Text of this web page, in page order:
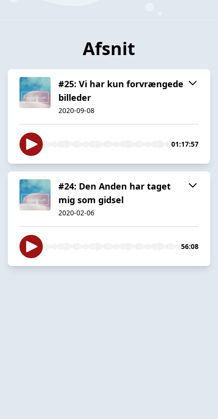
Afsnit
#25: Vi har kun forvrængede
billeder
2020-09-08
01:17:57
#24: Den Anden har taget
mig som gidsel
2020-02-06
56:08